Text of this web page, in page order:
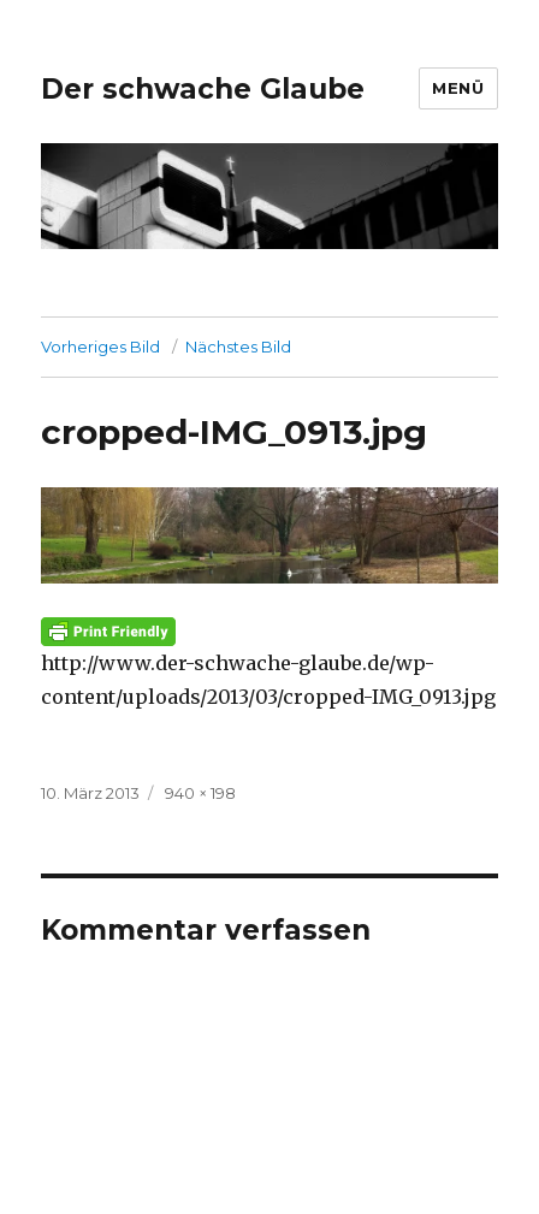
Der schwache Glaube MENÜ
Vorheriges Bild Nächstes Bild
cropped-IMG_0913.jpg
http://www.der-schwache-glaube.de/wp-
content/uploads/2013/03/cropped-IMG_0913.jpg
Veröffentlicht
10. März 2013
Volle
940 × 198
Kommentar verfassen